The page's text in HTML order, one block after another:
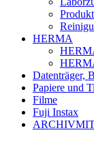
HERMA
Datenträger,
Papiere und
Filme
Fuji Instax